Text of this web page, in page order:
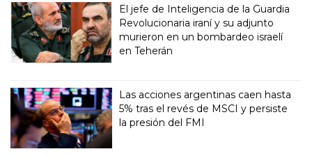
El jefe de Inteligencia de la Guardia
Revolucionaria iraní y su adjunto
murieron en un bombardeo israelí
en Teherán
Las acciones argentinas caen hasta
5% tras el revés de MSCI y persiste
la presión del FMI